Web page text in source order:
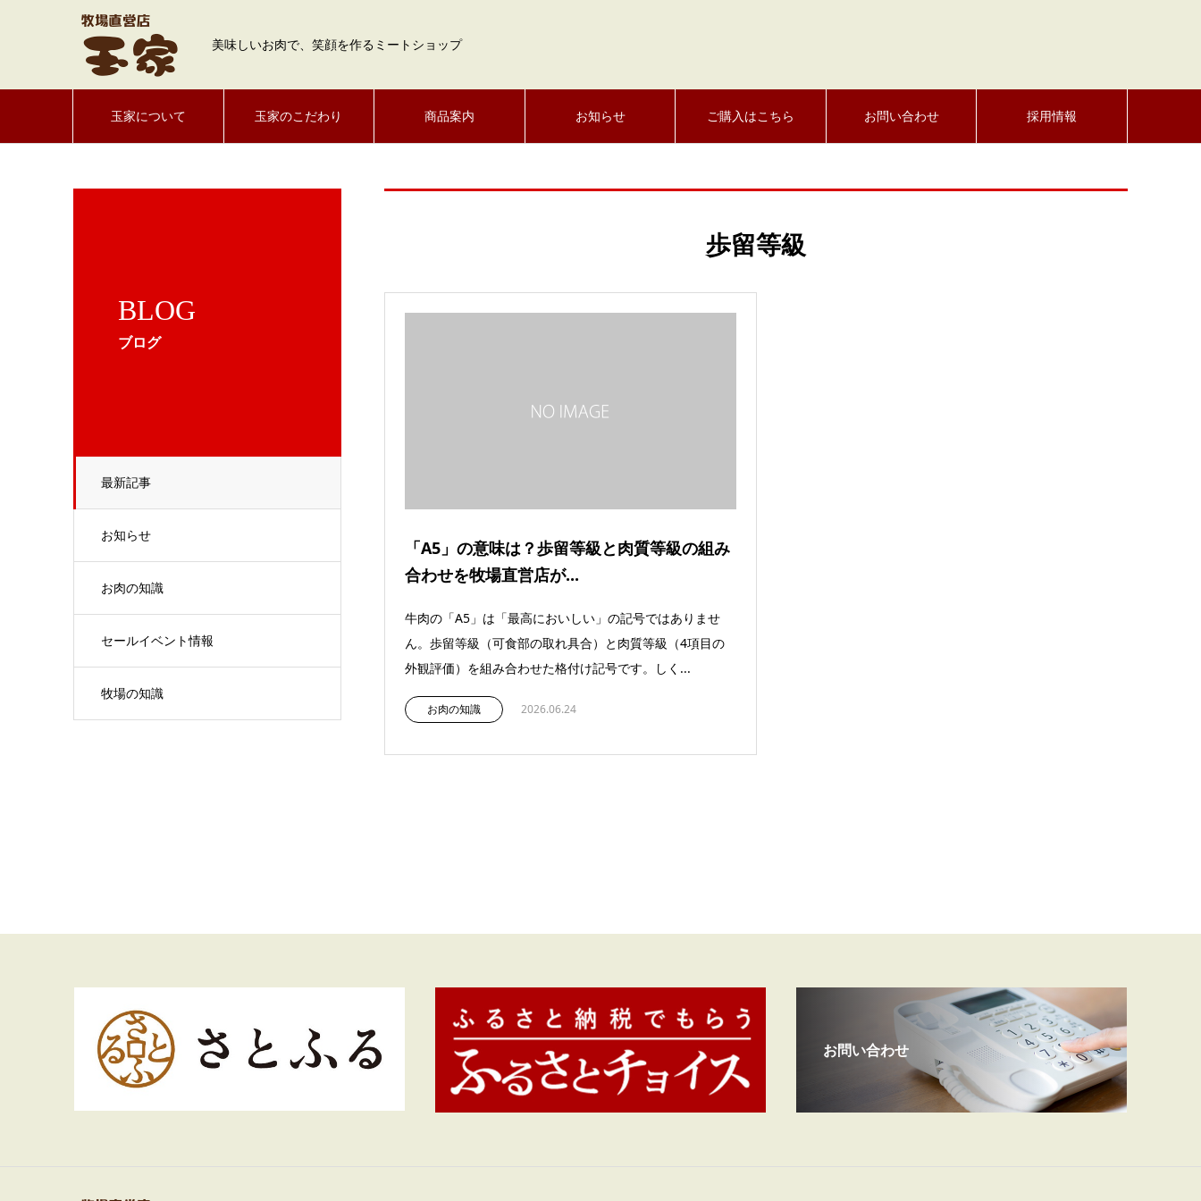
美味しいお肉で、笑顔を作るミートショップ
玉家について 玉家のこだわり 商品案内 お知らせ ご購入はこちら お問い合わせ 採用情報
BLOG
ブログ
最新記事
お知らせ
お肉の知識
セールイベント情報
牧場の知識
歩留等級
「A5」の意味は？歩留等級と肉質等級の組み
合わせを牧場直営店が...
牛肉の「A5」は「最高においしい」の記号ではありませ
ん。歩留等級（可食部の取れ具合）と肉質等級（4項目の
外観評価）を組み合わせた格付け記号です。しく...
お肉の知識 2026.06.24
お問い合わせ